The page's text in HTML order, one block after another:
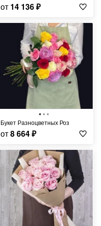
от 14 136₽
Букет Разноцветных Роз
от8 664₽